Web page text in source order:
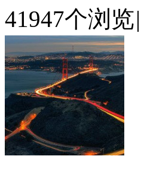
41947个浏览|